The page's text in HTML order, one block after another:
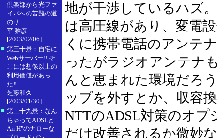
倶楽部から光ファ
イバへの苦難の道
のり
平 雅彦
[2003/02/06]
■ 第三十景：自宅に
Webサーバー!! そ
こには想像以上の
利用価値があっ
た!!
芝藤和久
[2003/01/30]
■ 第二十九景：なん
ちゃってADSLと
Air H"のナローな
地が干渉しているハズ
は高圧線があり、変電
くに携帯電話のアンテ
ったがラジオアンテナ
んと恵まれた環境だろ
ップを外すとか、収容
NTTのADSL対策のオ
だけ改善されるか微妙